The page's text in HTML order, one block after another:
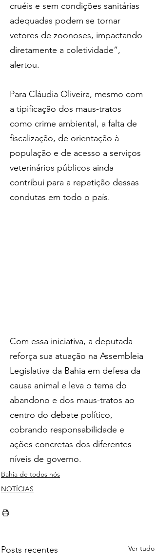
cruéis e sem condições sanitárias
adequadas podem se tornar
vetores de zoonoses, impactando
diretamente a coletividade”,
alertou.
Para Cláudia Oliveira, mesmo com
a tipificação dos maus-tratos
como crime ambiental, a falta de
fiscalização, de orientação à
população e de acesso a serviços
veterinários públicos ainda
contribui para a repetição dessas
condutas em todo o país.
Com essa iniciativa, a deputada
reforça sua atuação na Assembleia
Legislativa da Bahia em defesa da
causa animal e leva o tema do
abandono e dos maus-tratos ao
centro do debate político,
cobrando responsabilidade e
ações concretas dos diferentes
níveis de governo.
Bahia de todos nós
NOTÍCIAS
Posts recentes Ver tudo